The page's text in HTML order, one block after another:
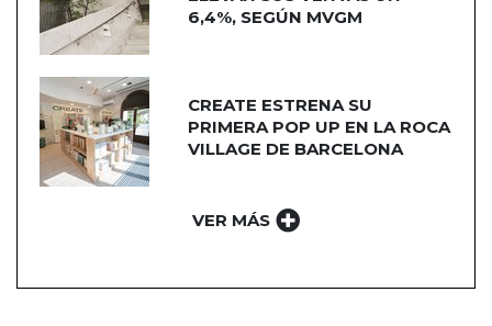
6,4%, SEGÚN MVGM
CREATE ESTRENA SU
PRIMERA POP UP EN LA ROCA
VILLAGE DE BARCELONA
VER MÁS